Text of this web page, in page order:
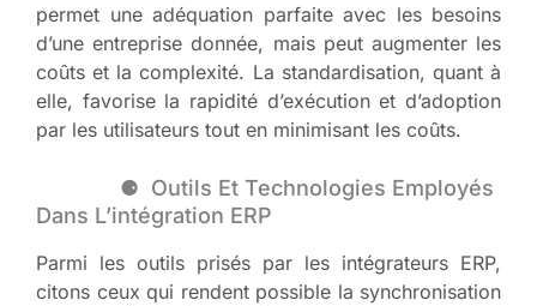
permet une adéquation parfaite avec les besoins
d’une entreprise donnée, mais peut augmenter les
coûts et la complexité. La standardisation, quant à
elle, favorise la rapidité d’exécution et d’adoption
par les utilisateurs tout en minimisant les coûts.
Outils Et Technologies Employés
Dans L’intégration ERP
Parmi les outils prisés par les intégrateurs ERP,
citons ceux qui rendent possible la synchronisation